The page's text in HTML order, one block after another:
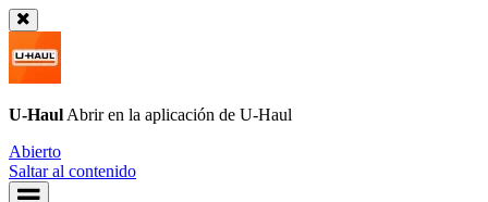
U-Haul Abrir en la aplicación de U-Haul
Abierto
Saltar al contenido